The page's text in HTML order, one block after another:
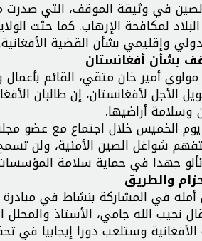
في وثيقة الموقف، التي صدرت
لمكافحة الإرهاب. كما حثت
وإقليمي بشأن القضية الأفغانية.
بشأن أفغانستان
أمير خان متقي، القائم
الأجل لأفغانستان، إن طالبان
وسلامة أراضيها.
الخميس خلال اجتماع مع عضو
شواغل الصين الأمنية، ولن تسمح
جهدا في حماية سلامة
والطريق
في المشاركة بنشاط في مبادرة
نجيب الله جامي، الأستاذ
وستلعب دورا إيجابيا في